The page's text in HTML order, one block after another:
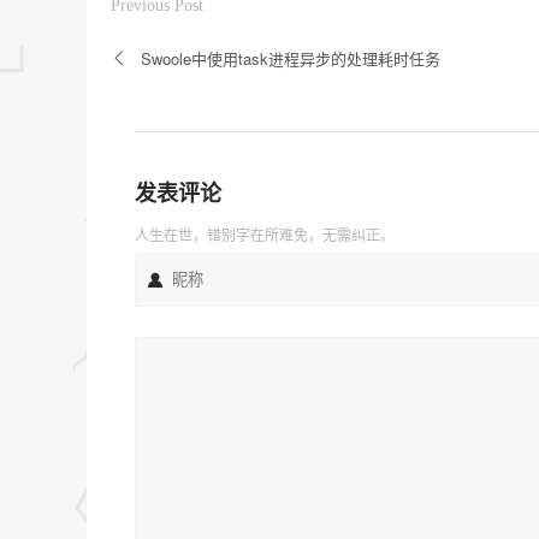
Previous Post
Swoole中使用task进程异步的处理耗时任务
发表评论
人生在世，错别字在所难免，无需纠正。